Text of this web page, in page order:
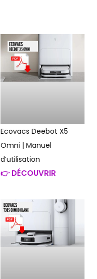
Ecovacs Deebot X5
Omni | Manuel
d’utilisation
👉 DÉCOUVRIR